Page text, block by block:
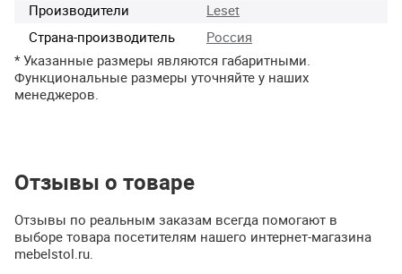
Производители
Leset
Страна-производитель
Россия
* Указанные размеры являются габаритными.
Функциональные размеры уточняйте у наших
менеджеров.
Отзывы о товаре
Отзывы по реальным заказам всегда помогают в
выборе товара посетителям нашего интернет-магазина
mebelstol.ru.